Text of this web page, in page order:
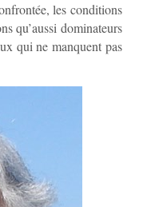
les conditions
qu’aussi dominateurs
qui ne manquent pas